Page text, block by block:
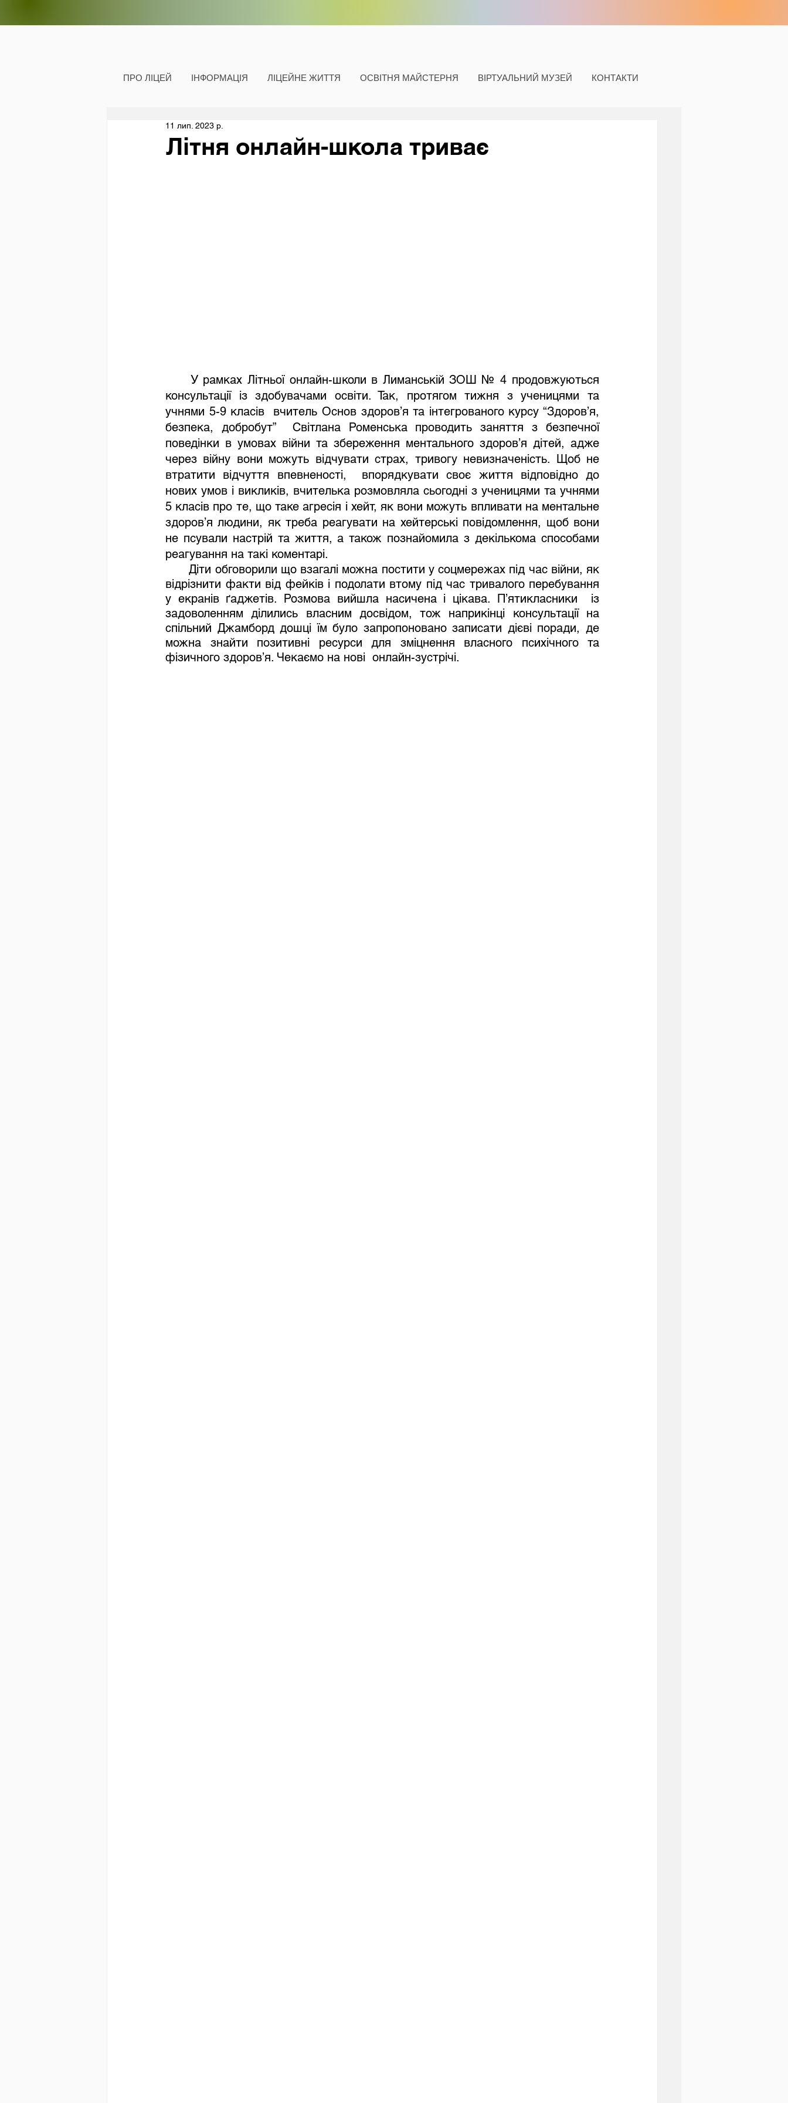
ПРО ЛІЦЕЙ ІНФОРМАЦІЯ ЛІЦЕЙНЕ ЖИТТЯ ОСВІТНЯ МАЙСТЕРНЯ ВІРТУАЛЬНИЙ МУЗЕЙ КОНТАКТИ
Літня онлайн-школа триває
11 лип. 2023 р.
У рамках Літньої онлайн-школи в Лиманській ЗОШ № 4 продовжуються
консультації із здобувачами освіти. Так, протягом тижня з ученицями та
учнями 5-9 класів  вчитель Основ здоров’я та інтегрованого курсу “Здоров’я,
безпека, добробут”  Світлана Роменська проводить заняття з безпечної
поведінки в умовах війни та збереження ментального здоров’я дітей, адже
через війну вони можуть відчувати страх, тривогу невизначеність. Щоб не
втратити відчуття впевненості,  впорядкувати своє життя відповідно до
нових умов і викликів, вчителька розмовляла сьогодні з ученицями та учнями
5 класів про те, що таке агресія і хейт, як вони можуть впливати на ментальне
здоров’я людини, як треба реагувати на хейтерські повідомлення, щоб вони
не псували настрій та життя, а також познайомила з декількома способами
реагування на такі коментарі.
Діти обговорили що взагалі можна постити у соцмережах під час війни, як
відрізнити факти від фейків і подолати втому під час тривалого перебування
у екранів ґаджетів. Розмова вийшла насичена і цікава. П’ятикласники  із
задоволенням ділились власним досвідом, тож наприкінці консультації на
спільний Джамборд дошці їм було запропоновано записати дієві поради, де
можна знайти позитивні ресурси для зміцнення власного психічного та
фізичного здоров’я. Чекаємо на нові  онлайн-зустрічі.